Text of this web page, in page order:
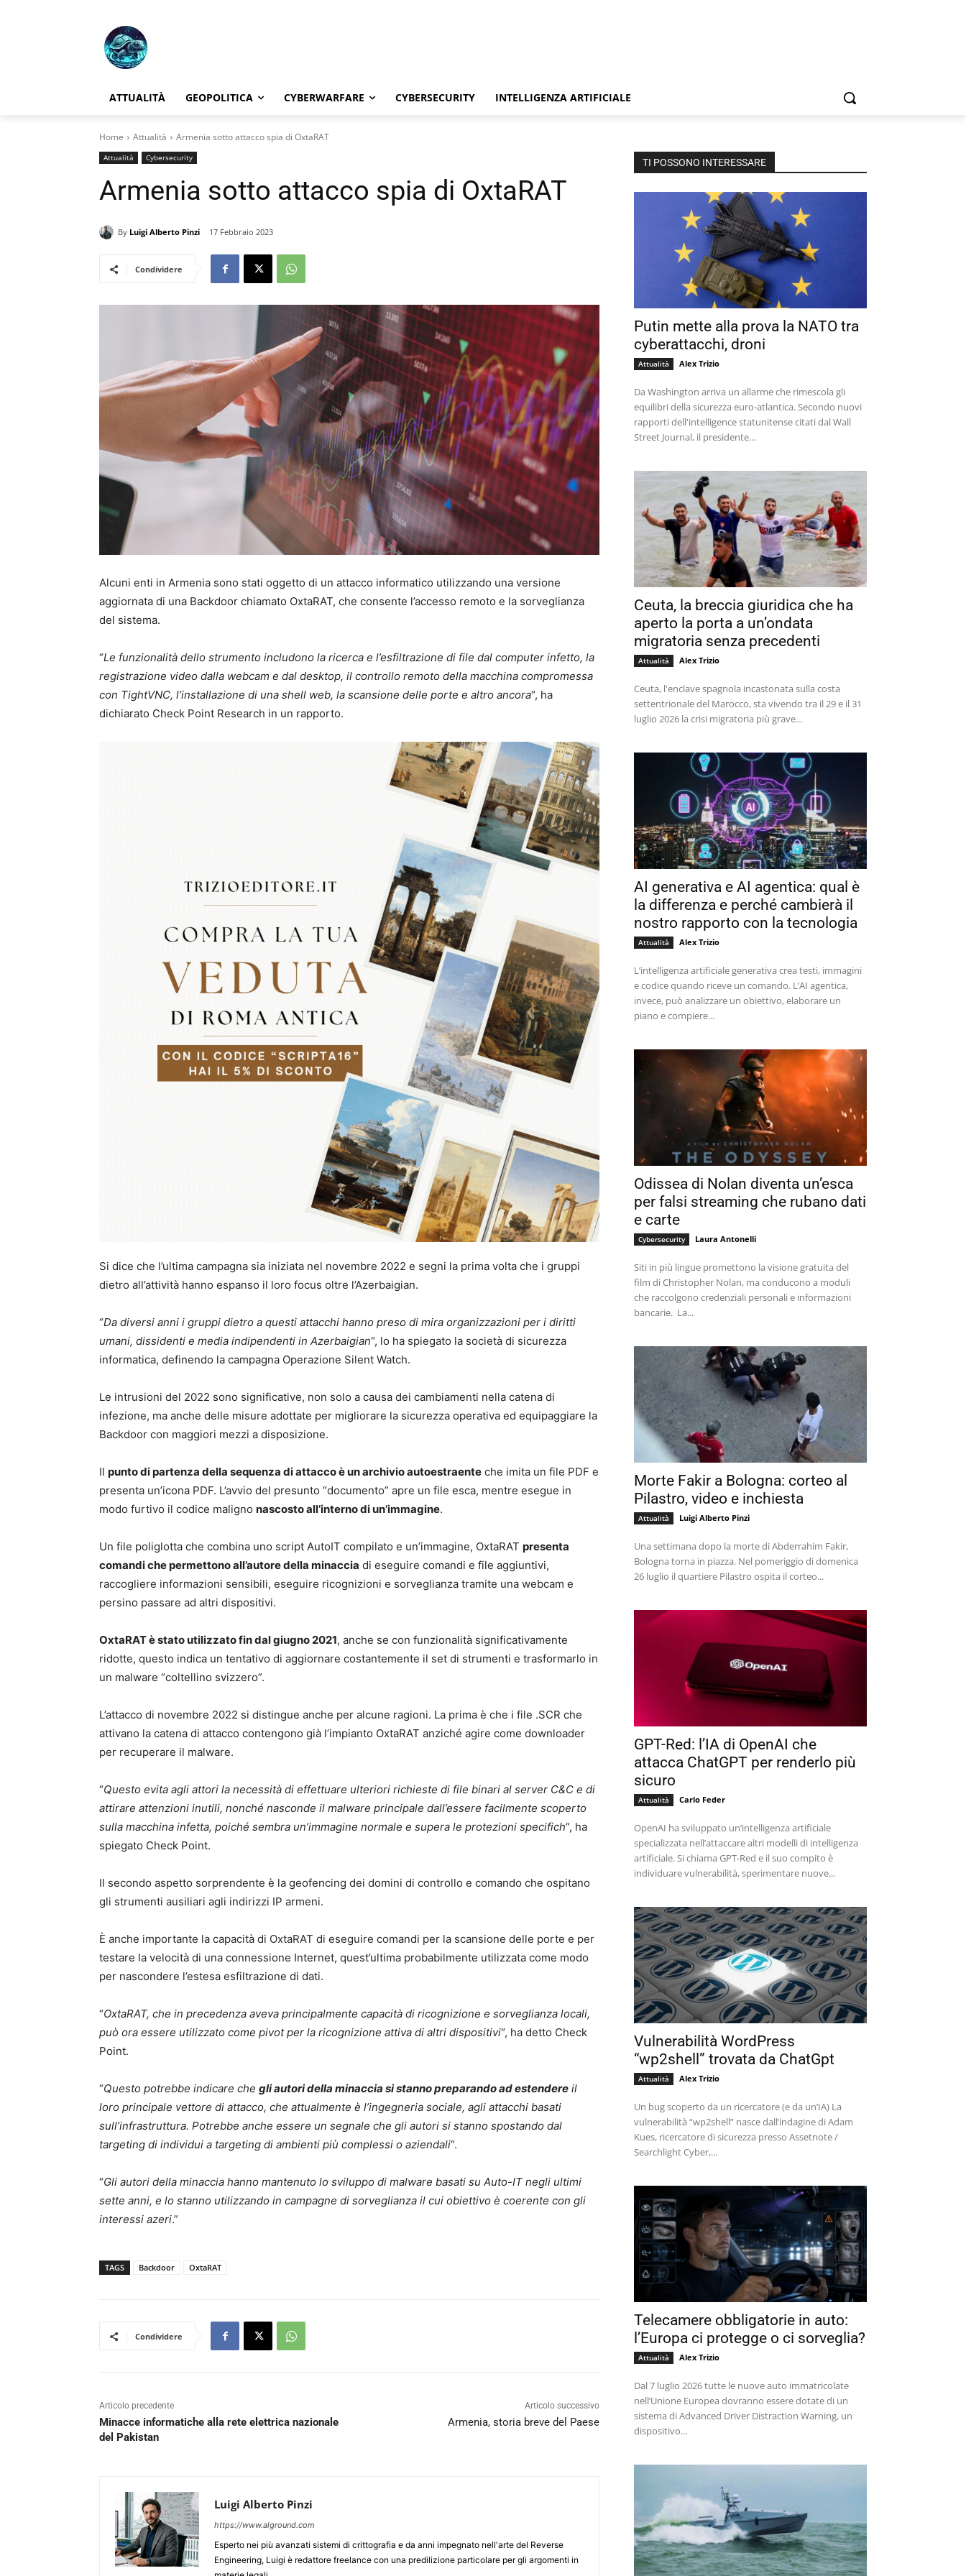
ATTUALITÀ GEOPOLITICA CYBERWARFARE CYBERSECURITY INTELLIGENZA ARTIFICIALE
Home Attualità Armenia sotto attacco spia di OxtaRAT
Attualità Cybersecurity
Armenia sotto attacco spia di OxtaRAT
By Luigi Alberto Pinzi 17 Febbraio 2023
Condividere
Alcuni enti in Armenia sono stati oggetto di un attacco informatico utilizzando una versione
aggiornata di una Backdoor chiamato OxtaRAT, che consente l’accesso remoto e la sorveglianza
del sistema.
“Le funzionalità dello strumento includono la ricerca e l’esfiltrazione di file dal computer infetto, la
registrazione video dalla webcam e dal desktop, il controllo remoto della macchina compromessa
con TightVNC, l’installazione di una shell web, la scansione delle porte e altro ancora“, ha
dichiarato Check Point Research in un rapporto.
Si dice che l’ultima campagna sia iniziata nel novembre 2022 e segni la prima volta che i gruppi
dietro all’attività hanno espanso il loro focus oltre l’Azerbaigian.
“Da diversi anni i gruppi dietro a questi attacchi hanno preso di mira organizzazioni per i diritti
umani, dissidenti e media indipendenti in Azerbaigian“, lo ha spiegato la società di sicurezza
informatica, definendo la campagna Operazione Silent Watch.
Le intrusioni del 2022 sono significative, non solo a causa dei cambiamenti nella catena di
infezione, ma anche delle misure adottate per migliorare la sicurezza operativa ed equipaggiare la
Backdoor con maggiori mezzi a disposizione.
Il punto di partenza della sequenza di attacco è un archivio autoestraente che imita un file PDF e
presenta un’icona PDF. L’avvio del presunto “documento” apre un file esca, mentre esegue in
modo furtivo il codice maligno nascosto all’interno di un’immagine.
Un file poliglotta che combina uno script AutoIT compilato e un’immagine, OxtaRAT presenta
comandi che permettono all’autore della minaccia di eseguire comandi e file aggiuntivi,
raccogliere informazioni sensibili, eseguire ricognizioni e sorveglianza tramite una webcam e
persino passare ad altri dispositivi.
OxtaRAT è stato utilizzato fin dal giugno 2021, anche se con funzionalità significativamente
ridotte, questo indica un tentativo di aggiornare costantemente il set di strumenti e trasformarlo in
un malware “coltellino svizzero”.
L’attacco di novembre 2022 si distingue anche per alcune ragioni. La prima è che i file .SCR che
attivano la catena di attacco contengono già l’impianto OxtaRAT anziché agire come downloader
per recuperare il malware.
“Questo evita agli attori la necessità di effettuare ulteriori richieste di file binari al server C&C e di
attirare attenzioni inutili, nonché nasconde il malware principale dall’essere facilmente scoperto
sulla macchina infetta, poiché sembra un’immagine normale e supera le protezioni specifich“, ha
spiegato Check Point.
Il secondo aspetto sorprendente è la geofencing dei domini di controllo e comando che ospitano
gli strumenti ausiliari agli indirizzi IP armeni.
È anche importante la capacità di OxtaRAT di eseguire comandi per la scansione delle porte e per
testare la velocità di una connessione Internet, quest’ultima probabilmente utilizzata come modo
per nascondere l’estesa esfiltrazione di dati.
“OxtaRAT, che in precedenza aveva principalmente capacità di ricognizione e sorveglianza locali,
può ora essere utilizzato come pivot per la ricognizione attiva di altri dispositivi“, ha detto Check
Point.
“Questo potrebbe indicare che gli autori della minaccia si stanno preparando ad estendere il
loro principale vettore di attacco, che attualmente è l’ingegneria sociale, agli attacchi basati
sull’infrastruttura. Potrebbe anche essere un segnale che gli autori si stanno spostando dal
targeting di individui a targeting di ambienti più complessi o aziendali“.
“Gli autori della minaccia hanno mantenuto lo sviluppo di malware basati su Auto-IT negli ultimi
sette anni, e lo stanno utilizzando in campagne di sorveglianza il cui obiettivo è coerente con gli
interessi azeri.”
TAGS Backdoor OxtaRAT
Condividere
Articolo precedente
Minacce informatiche alla rete elettrica nazionale
del Pakistan
Articolo successivo
Armenia, storia breve del Paese
Luigi Alberto Pinzi
https://www.alground.com
Esperto nei più avanzati sistemi di crittografia e da anni impegnato nell'arte del Reverse
Engineering, Luigi è redattore freelance con una predilizione particolare per gli argomenti in
TI POSSONO INTERESSARE
Putin mette alla prova la NATO tra
cyberattacchi, droni
Attualità Alex Trizio
Da Washington arriva un allarme che rimescola gli
equilibri della sicurezza euro-atlantica. Secondo nuovi
rapporti dell'intelligence statunitense citati dal Wall
Street Journal, il presidente...
Ceuta, la breccia giuridica che ha
aperto la porta a un’ondata
migratoria senza precedenti
Attualità Alex Trizio
Ceuta, l'enclave spagnola incastonata sulla costa
settentrionale del Marocco, sta vivendo tra il 29 e il 31
luglio 2026 la crisi migratoria più grave...
AI generativa e AI agentica: qual è
la differenza e perché cambierà il
nostro rapporto con la tecnologia
Attualità Alex Trizio
L’intelligenza artificiale generativa crea testi, immagini
e codice quando riceve un comando. L’AI agentica,
invece, può analizzare un obiettivo, elaborare un
piano e compiere...
Odissea di Nolan diventa un’esca
per falsi streaming che rubano dati
e carte
Cybersecurity Laura Antonelli
Siti in più lingue promettono la visione gratuita del
film di Christopher Nolan, ma conducono a moduli
che raccolgono credenziali personali e informazioni
bancarie. La...
Morte Fakir a Bologna: corteo al
Pilastro, video e inchiesta
Attualità Luigi Alberto Pinzi
Una settimana dopo la morte di Abderrahim Fakir,
Bologna torna in piazza. Nel pomeriggio di domenica
26 luglio il quartiere Pilastro ospita il corteo...
GPT-Red: l’IA di OpenAI che
attacca ChatGPT per renderlo più
sicuro
Attualità Carlo Feder
OpenAI ha sviluppato un’intelligenza artificiale
specializzata nell’attaccare altri modelli di intelligenza
artificiale. Si chiama GPT-Red e il suo compito è
individuare vulnerabilità, sperimentare nuove...
Vulnerabilità WordPress
“wp2shell” trovata da ChatGpt
Attualità Alex Trizio
Un bug scoperto da un ricercatore (e da un’IA) La
vulnerabilità “wp2shell” nasce dall’indagine di Adam
Kues, ricercatore di sicurezza presso Assetnote /
Searchlight Cyber,...
Telecamere obbligatorie in auto:
l’Europa ci protegge o ci sorveglia?
Attualità Alex Trizio
Dal 7 luglio 2026 tutte le nuove auto immatricolate
nell’Unione Europea dovranno essere dotate di un
sistema di Advanced Driver Distraction Warning, un
dispositivo...